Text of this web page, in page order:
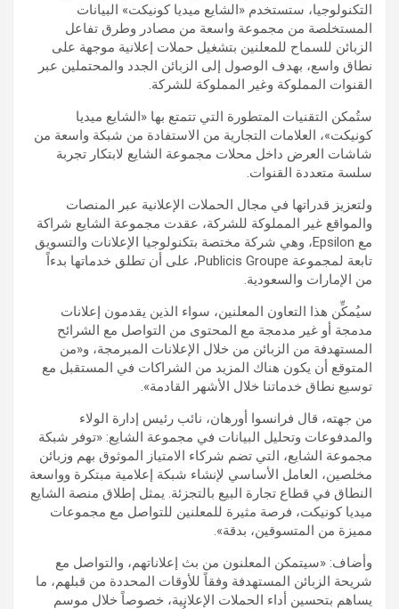
التكنولوجيا، ستستخدم «الشايع ميديا كونيكت» البيانات
المستخلصة من مجموعة واسعة من مصادر وطرق تفاعل
الزبائن للسماح للمعلنين بتشغيل حملات إعلانية موجهة على
نطاق واسع، بهدف الوصول إلى الزبائن الجدد والمحتملين عبر
القنوات المملوكة وغير المملوكة للشركة.
ستُمكن التقنيات المتطورة التي تتمتع بها «الشايع ميديا
كونيكت»، العلامات التجارية من الاستفادة من شبكة واسعة من
شاشات العرض داخل محلات مجموعة الشايع لابتكار تجربة
سلسة متعددة القنوات.
ولتعزيز قدراتها في مجال الحملات الإعلانية عبر المنصات
والمواقع غير المملوكة للشركة، عقدت مجموعة الشايع شراكة
مع Epsilon، وهي شركة مختصة بتكنولوجيا الإعلانات والتسويق
تابعة لمجموعة Publicis Groupe، على أن تطلق خدماتها بدءاً
من الإمارات والسعودية.
سيُمكِّن هذا التعاون المعلنين، سواء الذين يقدمون إعلانات
مدمجة أو غير مدمجة مع المحتوى من التواصل مع الشرائح
المستهدفة من الزبائن من خلال الإعلانات المبرمجة، و«من
المتوقع أن يكون هناك المزيد من الشراكات في المستقبل مع
توسيع نطاق خدماتنا خلال الأشهر القادمة».
من جهته، قال فرانسوا أورهان، نائب رئيس إدارة الولاء
والمدفوعات وتحليل البيانات في مجموعة الشايع: «توفر شبكة
مجموعة الشايع، التي تضم شركاء الامتياز الموثوق بهم وزبائن
مخلصين، العامل الأساسي لإنشاء شبكة إعلامية مبتكرة وواسعة
النطاق في قطاع تجارة البيع بالتجزئة. يمثل إطلاق منصة الشايع
ميديا كونيكت، فرصة مثيرة للمعلنين للتواصل مع مجموعات
مميزة من المتسوقين، بدقة».
وأضاف: «سيتمكن المعلنون من بث إعلاناتهم، والتواصل مع
شريحة الزبائن المستهدفة وفقاً للأوقات المحددة من قبلهم، ما
يساهم بتحسين أداء الحملات الإعلانية، خصوصاً خلال موسم